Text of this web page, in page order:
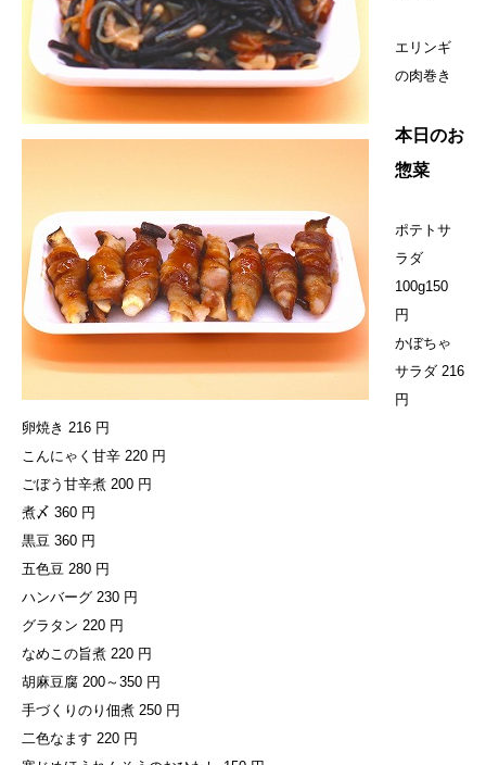
エリンギ
の肉巻き
本日のお
惣菜
ポテトサ
ラダ
100g150
円
かぼちゃ
サラダ 216
円
卵焼き 216 円
こんにゃく甘辛 220 円
ごぼう甘辛煮 200 円
煮〆 360 円
黒豆 360 円
五色豆 280 円
ハンバーグ 230 円
グラタン 220 円
なめこの旨煮 220 円
胡麻豆腐 200～350 円
手づくりのり佃煮 250 円
二色なます 220 円